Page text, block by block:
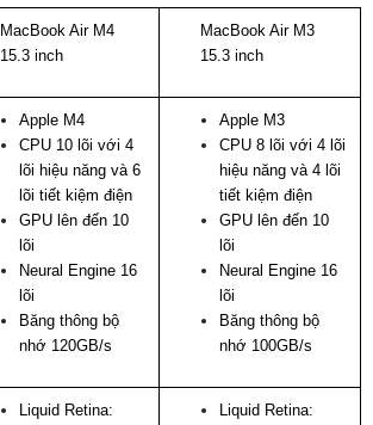
MacBook Air M4
15.3 inch
MacBook Air M3
15.3 inch
Apple M4
CPU 10 lõi với 4
lõi hiệu năng và 6
lõi tiết kiệm điện
GPU lên đến 10
lõi
Neural Engine 16
lõi
Băng thông bộ
nhớ 120GB/s
Apple M3
CPU 8 lõi với 4 lõi
hiệu năng và 4 lõi
tiết kiệm điện
GPU lên đến 10
lõi
Neural Engine 16
lõi
Băng thông bộ
nhớ 100GB/s
Liquid Retina:
Liquid Retina: